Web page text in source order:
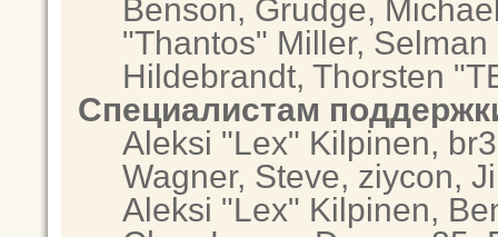
Benson, Grudge,
"Thantos" Miller,
Hildebrandt, Thorsten
Специалистам
Aleksi "Lex" Kilpinen,
Wagner, Steve, ziycon,
Aleksi "Lex" Kilpinen,